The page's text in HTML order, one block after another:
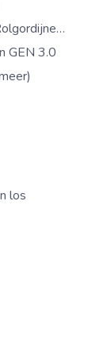
Label 65 Electrische (Houten) Jaloezieën / Rolgordijnen Plisse / Duette / Vouwgordijnen instellen
GEN 3.0
los